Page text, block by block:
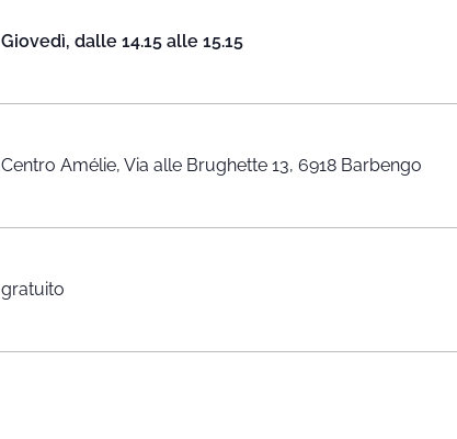
Giovedì, dalle 14.15 alle 15.15
Centro Amélie, Via alle Brughette 13, 6918 Barbengo
gratuito